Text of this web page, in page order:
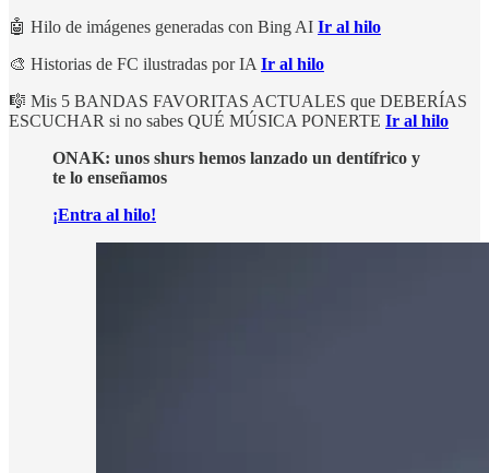
🤖 Hilo de imágenes generadas con Bing AI Ir al hilo
🎨 Historias de FC ilustradas por IA Ir al hilo
🎼 Mis 5 BANDAS FAVORITAS ACTUALES que DEBERÍAS
ESCUCHAR si no sabes QUÉ MÚSICA PONERTE Ir al hilo
ONAK: unos shurs hemos lanzado un dentífrico y
te lo enseñamos
¡Entra al hilo!